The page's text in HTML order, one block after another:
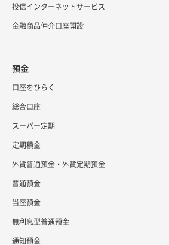
投信インターネットサービス
金融商品仲介口座開設
預金
口座をひらく
総合口座
スーパー定期
定期積金
外貨普通預金・外貨定期預金
普通預金
当座預金
無利息型普通預金
通知預金